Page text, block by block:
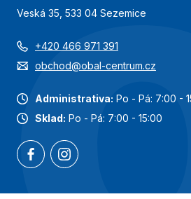
Veská 35, 533 04 Sezemice
+420 466 971 391
obchod@obal-centrum.cz
Administrativa: Po - Pá: 7:00 -
Sklad: Po - Pá: 7:00 - 15:00